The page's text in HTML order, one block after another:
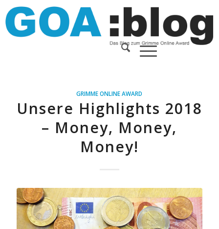
GRIMME ONLINE AWARD
Unsere Highlights 2018
– Money, Money,
Money!